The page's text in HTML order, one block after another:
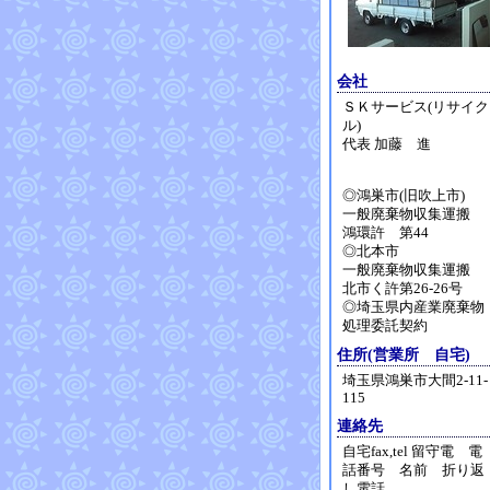
会社
ＳＫサービス(リサイク
ル)
代表 加藤 進
◎鴻巣市(旧吹上市)
一般廃棄物収集運搬
鴻環許 第44
◎北本市
一般廃棄物収集運搬
北市く許第26-26号
◎埼玉県内産業廃棄物
処理委託契約
住所(営業所 自宅)
埼玉県鴻巣市大間2-11-
115
連絡先
自宅fax,tel 留守電 電
話番号 名前 折り返